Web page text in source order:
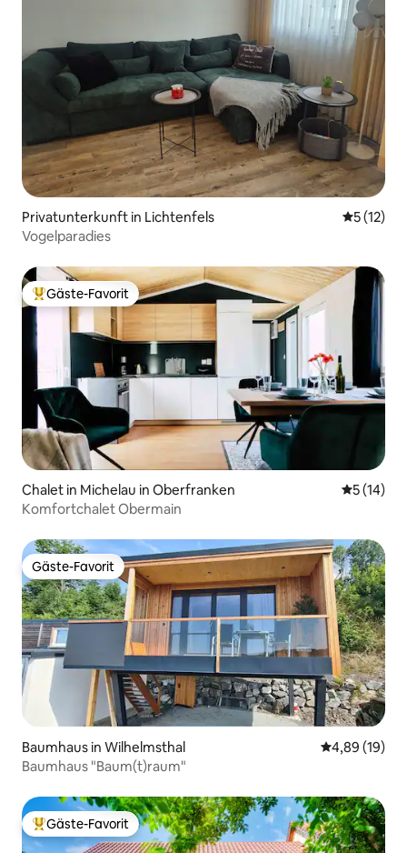
Privatunterkunft in Lichtenfels
5 (12)
Vogelparadies
Beliebter Gäste-Favorit.
Gäste-Favorit
Chalet in Michelau in Oberfranken
5 (14)
Komfortchalet Obermain
Gäste-Favorit
Gäste-Favorit
Baumhaus in Wilhelmsthal
4,89 (19)
Baumhaus "Baum(t)raum"
Beliebter Gäste-Favorit.
Gäste-Favorit